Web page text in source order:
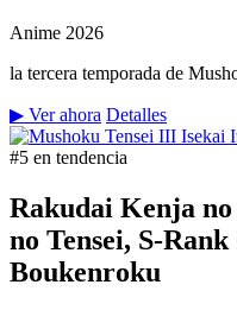
Anime 2026
la tercera temporada de
▶ Ver ahora Detalles
#5 en tendencia
Rakudai Kenja
no Tensei, S-
Boukenroku